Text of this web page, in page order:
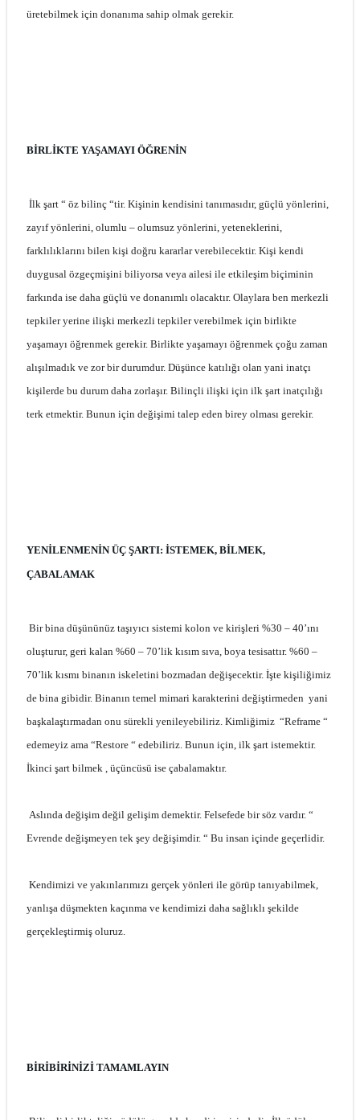
üretebilmek için donanıma sahip olmak gerekir.
BİRLİKTE YAŞAMAYI ÖĞRENİN
İlk şart “ öz bilinç “tir. Kişinin kendisini tanımasıdır, güçlü yönlerini,
zayıf yönlerini, olumlu – olumsuz yönlerini, yeteneklerini,
farklılıklarını bilen kişi doğru kararlar verebilecektir. Kişi kendi
duygusal özgeçmişini biliyorsa veya ailesi ile etkileşim biçiminin
farkında ise daha güçlü ve donanımlı olacaktır. Olaylara ben merkezli
tepkiler yerine ilişki merkezli tepkiler verebilmek için birlikte
yaşamayı öğrenmek gerekir. Birlikte yaşamayı öğrenmek çoğu zaman
alışılmadık ve zor bir durumdur. Düşünce katılığı olan yani inatçı
kişilerde bu durum daha zorlaşır. Bilinçli ilişki için ilk şart inatçılığı
terk etmektir. Bunun için değişimi talep eden birey olması gerekir.
YENİLENMENİN ÜÇ ŞARTI: İSTEMEK, BİLMEK,
ÇABALAMAK
Bir bina düşününüz taşıyıcı sistemi kolon ve kirişleri %30 – 40’ını
oluşturur, geri kalan %60 – 70’lik kısım sıva, boya tesisattır. %60 –
70’lik kısmı binanın iskeletini bozmadan değişecektir. İşte kişiliğimiz
de bina gibidir. Binanın temel mimari karakterini değiştirmeden yani
başkalaştırmadan onu sürekli yenileyebiliriz. Kimliğimiz “Reframe “
edemeyiz ama “Restore “ edebiliriz. Bunun için, ilk şart istemektir.
İkinci şart bilmek , üçüncüsü ise çabalamaktır.
Aslında değişim değil gelişim demektir. Felsefede bir söz vardır. “
Evrende değişmeyen tek şey değişimdir. “ Bu insan içinde geçerlidir.
Kendimizi ve yakınlarımızı gerçek yönleri ile görüp tanıyabilmek,
yanlışa düşmekten kaçınma ve kendimizi daha sağlıklı şekilde
gerçekleştirmiş oluruz.
BİRİBİRİNİZİ TAMAMLAYIN